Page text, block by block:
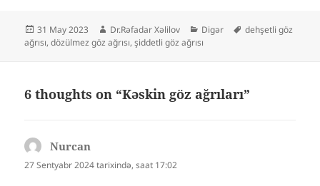
Yayım
tarixi
31 May 2023 Müəllif
Dr.Rəfadar Xəlilov Kateqoriyalar
Digər Etiketlər
dehşetli göz
ağrısı,dözülmez göz ağrısı,şiddetli göz ağrısı
6 thoughts on “Kəskin göz ağrıları”
Nurcan
ki:
27 Sentyabr 2024 tarixində, saat 17:02